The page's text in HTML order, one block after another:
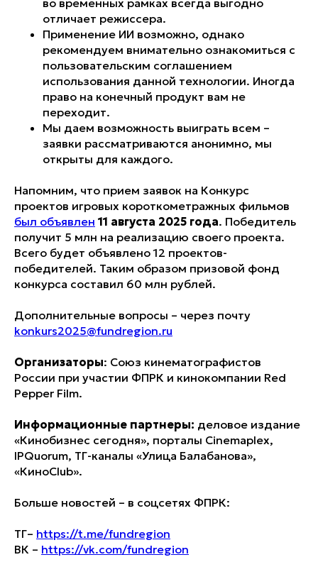
во временных рамках всегда выгодно
отличает режиссера.
Применение ИИ возможно, однако
рекомендуем внимательно ознакомиться с
пользовательским соглашением
использования данной технологии. Иногда
право на конечный продукт вам не
переходит.
Мы даем возможность выиграть всем –
заявки рассматриваются анонимно, мы
открыты для каждого.
Напомним, что прием заявок на Конкурс
проектов игровых короткометражных фильмов
был объявлен 11 августа 2025 года. Победитель
получит 5 млн на реализацию своего проекта.
Всего будет объявлено 12 проектов-
победителей. Таким образом призовой фонд
конкурса составил 60 млн рублей.
Дополнительные вопросы – через почту
konkurs2025@fundregion.ru
Организаторы: Союз кинематографистов
России при участии ФПРК и кинокомпании Red
Pepper Film.
Информационные партнеры: деловое издание
«Кинобизнес сегодня», порталы Cinemaplex,
IPQuorum, ТГ-каналы «Улица Балабанова»,
«КиноClub».
Больше новостей – в соцсетях ФПРК:
ТГ– https://t.me/fundregion
ВК – https://vk.com/fundregion